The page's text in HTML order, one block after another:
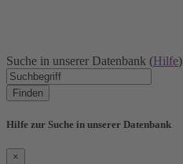
Suche in unserer Datenbank (Hilfe)
Finden
Hilfe zur Suche in unserer Datenbank
×